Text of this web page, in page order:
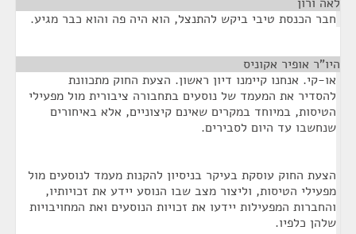
חבר הכנסת טיבי ביקש להתנצל, הוא היה פה והוא כבר מגיע.
היו"ר אופיר אקוניס
או-קי. אנחנו קיימנו דיון ראשון. הצעת החוק מתכוונת
להסדיר את המעמד של נוסעים בתחבורה ציבורית מול מפעילי
הטיסות, במיוחד במקרים שאינם קיצוניים, אלא באיחורים
שנחשבו עד היום לסבירים.
הצעת החוק עוסקת בעיקר בניסיון להקנות מעמד לנוסעים מול
מפעילי הטיסות, וליצור מצב שבו הנוסע יידע את זכויותיו,
והחברות המפעילות יידעו את זכויות הנוסעים ואת המחויבויות
שלהן כלפיו.